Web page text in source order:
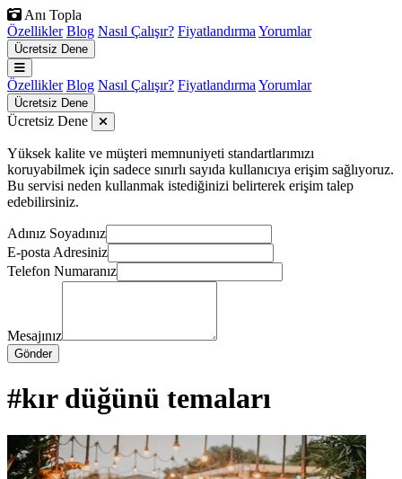
Anı Topla
Özellikler Blog Nasıl Çalışır? Fiyatlandırma Yorumlar
Ücretsiz Dene
Özellikler Blog Nasıl Çalışır? Fiyatlandırma Yorumlar
Ücretsiz Dene
Ücretsiz Dene
Yüksek kalite ve müşteri memnuniyeti standartlarımızı
koruyabilmek için sadece sınırlı sayıda kullanıcıya erişim sağlıyoruz.
Bu servisi neden kullanmak istediğinizi belirterek erişim talep
edebilirsiniz.
Adınız Soyadınız
E-posta Adresiniz
Telefon Numaranız
Mesajınız
Gönder
#kır düğünü temaları